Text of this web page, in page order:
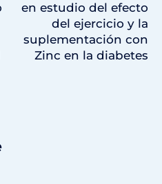
en estudio del efecto
del ejercicio y la
suplementación con
Zinc en la diabetes